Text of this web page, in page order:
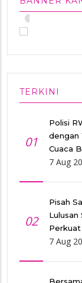
•
TERKINI
01
Polisi
dengan
Cuaca
7 Aug
02
Pisah
7 Aug